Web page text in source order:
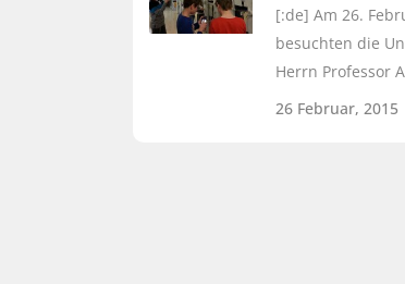
[:de] Am 26.
besuchten die
Herrn Professor
26 Februar, 2015